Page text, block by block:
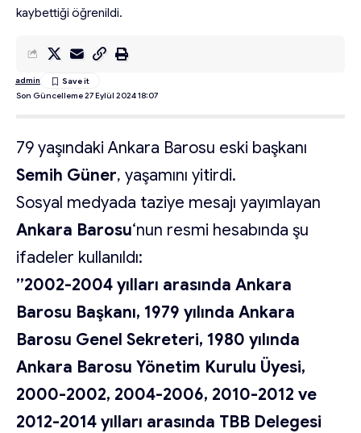
kaybettiği öğrenildi.
Son Güncelleme 27 Eylül 2024 18:07
admin
79 yaşındaki Ankara Barosu eski başkanı
Semih Güner, yaşamını yitirdi.
Sosyal medyada taziye mesajı yayımlayan
Ankara Barosu‘nun resmi hesabında şu
ifadeler kullanıldı:
”2002-2004 yılları arasında Ankara
Barosu Başkanı, 1979 yılında Ankara
Barosu Genel Sekreteri, 1980 yılında
Ankara Barosu Yönetim Kurulu Üyesi,
2000-2002, 2004-2006, 2010-2012 ve
2012-2014 yılları arasında TBB Delegesi